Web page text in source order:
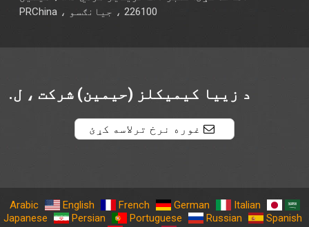
226100 ، جیانګسو ، PRChina
د زییا کیمیکلز (حیمین) شرکت ، ل.
غوره نرخ ترلاسه کړئ
Arabic English French German
Italian
Japanese
Persian Portuguese Russian
Spanish